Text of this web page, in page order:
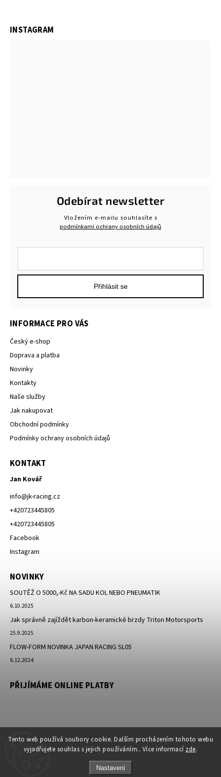
Tento web používá soubory cookie. Dalším procházením tohoto webu
vyjadřujete souhlas s jejich používáním.. Více informací zde.
Nastavení
INSTAGRAM
INFORMACE PRO VÁS
Český e-shop
Doprava a platba
Novinky
Kontakty
Naše služby
Jak nakupovat
Obchodní podmínky
Podmínky ochrany osobních údajů
KONTAKT
Jan Kovář
info@jk-racing.cz
+420723445805
+420723445805
Facebook
Instagram
NOVINKY
SOUTĚŽ O 5000,-Kč NA SADU KOL NEBO PNEUMATIK
6.10.2025
Jak správně zajíždět karbon-keramické brzdy Triton Motorsports
25.9.2025
FLOW-FORM NOVINKA JAPAN RACING SL05
6.12.2024
PŘIJÍMÁME ONLINE PLATBY
Odebírat newsletter
Vložením e-mailu souhlasíte s
podmínkami ochrany osobních údajů
Přihlásit se